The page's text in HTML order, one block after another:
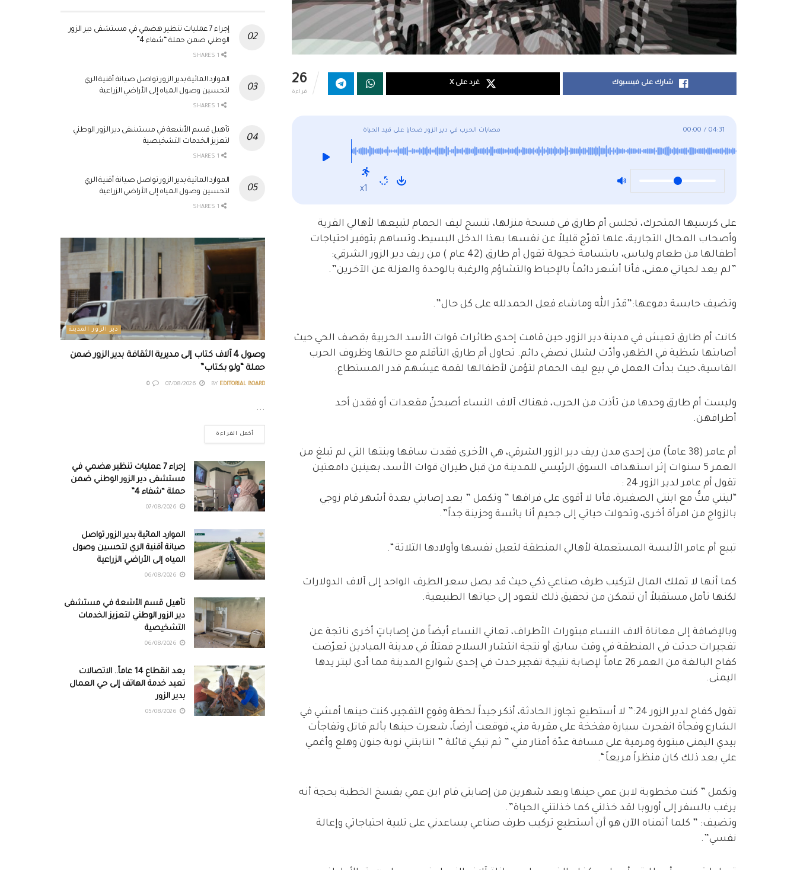
26
قراءة
شارك على فيسبوك غرد على X
مصابات الحرب في دير الزور ضحايا على قيد الحياة 00:00 / 04:31
x1
على كرسيها المتحرك، تجلس أم طارق في فسحة منزلها، تنسج ليف الحمام لتبيعها لأهالي القرية
وأصحاب المحال التجارية، علها تفرّج قليلاً عن نفسها بهذا الدخل البسيط، وتساهم بتوفير احتياجات
أطفالها من طعام ولباس، بابتسامة خجولة تقول أم طارق (42 عام ) من ريف دير الزور الشرقي:
”لم يعد لحياتي معنى، فأنا أشعر دائماً بالإحباط والتشاؤم والرغبة بالوحدة والعزلة عن الآخرين”.
وتضيف حابسة دموعها:”قدّر الله وماشاء فعل الحمدلله على كل حال”.
كانت أم طارق تعيش في مدينة دير الزور، حين قامت إحدى طائرات قوات الأسد الحربية بقصف الحي حيث
أصابتها شظية في الظهر، وأدّت لشلل نصفي دائم. تحاول أم طارق التأقلم مع حالتها وظروف الحرب
القاسية، حيث بدأت العمل في بيع ليف الحمام لتؤمن لأطفالها لقمة عيشهم قدر المستطاع.
وليست أم طارق وحدها من تأذت من الحرب، فهناك آلاف النساء أصبحنّ مقعدات أو فقدن أحد
أطرافهن.
أم عامر (38 عاماً) من إحدى مدن ريف دير الزور الشرقي، هي الأخرى فقدت ساقها وبنتها التي لم تبلغ من
العمر 5 سنوات إثر استهداف السوق الرئيسي للمدينة من قبل طيران قوات الأسد، بعينين دامعتين
تقول أم عامر لدير الزور 24 :
“ليتني متُّ مع ابنتي الصغيرة، فأنا لا أقوى على فراقها ” وتكمل ” بعد إصابتي بعدة أشهر قام زوجي
بالزواج من امرأة أخرى، وتحولت حياتي إلى جحيم أنا يائسة وحزينة جداً”.
تبيع أم عامر الألبسة المستعملة لأهالي المنطقة لتعيل نفسها وأولادها الثلاثة “.
كما أنها لا تملك المال لتركيب طرف صناعي ذكي حيث قد يصل سعر الطرف الواحد إلى آلاف الدولارات
لكنها تأمل مستقبلاً أن تتمكن من تحقيق ذلك لتعود إلى حياتها الطبيعية.
وبالإضافة إلى معاناة آلاف النساء مبتورات الأطراف، تعاني النساء أيضاً من إصاباتٍ أخرى ناتجة عن
تفجيرات حدثت في المنطقة في وقت سابق أو نتجة انتشار السلاح فمثلاً في مدينة الميادين تعرّضت
كفاح البالغة من العمر 26 عاماً لإصابة نتيجة تفجير حدث في إحدى شوارع المدينة مما أدى لبتر يدها
اليمنى.
تقول كفاح لدير الزور 24:” لا أستطيع تجاوز الحادثة، أذكر جيداً لحظة وقوع التفجير، كنت حينها أمشي في
الشارع وفجأة انفجرت سيارة مفخخة على مقربة مني، فوقعت أرضاً، شعرت حينها بألم قاتل وتفاجأت
بيدي اليمنى مبتورة ومرمية على مسافة عدّة أمتار مني ” ثم تبكي قائلة ” انتابتني نوبة جنون وهلع وأغمي
علي بعد ذلك كان منظراً مريعاً “.
وتكمل ” كنت مخطوبة لابن عمي حينها وبعد شهرين من إصابتي قام ابن عمي بفسخ الخطبة بحجة أنه
يرغب بالسفر إلى أوروبا لقد خذلني كما خذلتني الحياة”.
وتضيف: ” كلما أتمناه الآن هو أن أستطيع تركيب طرف صناعي يساعدني على تلبية احتياجاتي وإعالة
نفسي”.
إجراء 7 عمليات تنظير هضمي في مستشفى دير الزور
الوطني ضمن حملة “شفاء 4”
الموارد المائية بدير الزور تواصل صيانة أقنية الري
لتحسين وصول المياه إلى الأراضي الزراعية
تأهيل قسم الأشعة في مستشفى دير الزور الوطني
لتعزيز الخدمات التشخيصية
الموارد المائية بدير الزور تواصل صيانة أقنية الري
لتحسين وصول المياه إلى الأراضي الزراعية
دير الزور المدينة
وصول 4 آلاف كتاب إلى مديرية الثقافة بدير الزور ضمن
حملة “ولو بكتاب”
BY EDITORIAL BOARD
0
...
أكمل القراءة
إجراء 7 عمليات تنظير هضمي في
مستشفى دير الزور الوطني ضمن
حملة “شفاء 4”
الموارد المائية بدير الزور تواصل
صيانة أقنية الري لتحسين وصول
المياه إلى الأراضي الزراعية
تأهيل قسم الأشعة في مستشفى
دير الزور الوطني لتعزيز الخدمات
التشخيصية
بعد انقطاع 14 عاماً.. الاتصالات
تعيد خدمة الهاتف إلى حي العمال
بدير الزور